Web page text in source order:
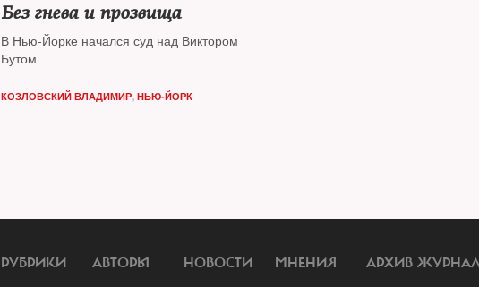
Без гнева и прозвища
В Нью-Йорке начался суд над Виктором
Бутом
КОЗЛОВСКИЙ ВЛАДИМИР, НЬЮ-ЙОРК
РУБРИКИ АВТОРЫ НОВОСТИ МНЕНИЯ АРХИВ